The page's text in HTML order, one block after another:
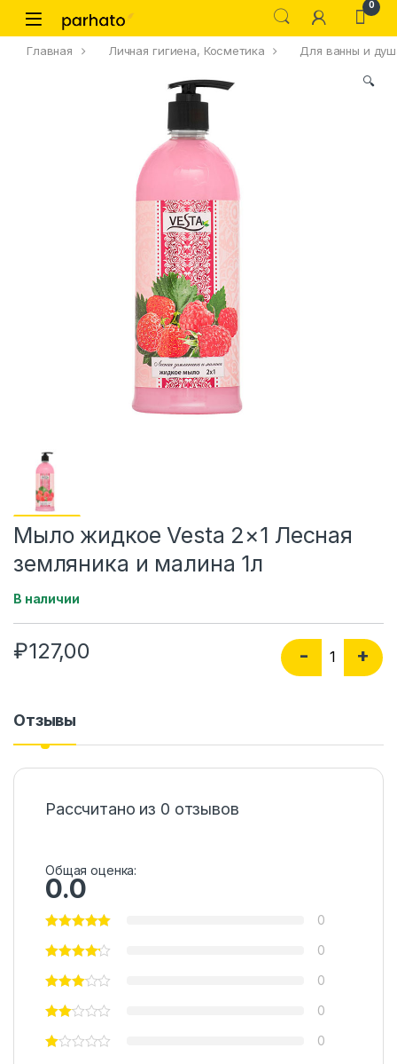
0
Главная Личная гигиена, Косметика Для ванны и
🔍
Мыло жидкое Vesta 2×1 Лесная
земляника и малина 1л
В наличии
₽127,00 -
Количество
+
Отзывы
Рассчитано из 0 отзывов
Общая оценка:
0.0
0
0
0
0
0